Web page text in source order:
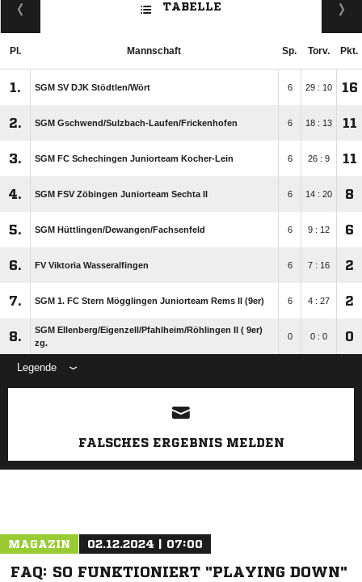
TABELLE
Pl. Mannschaft Sp. Torv. Pkt.
1. SGM SV DJK Stödtlen/​Wört 6 29 : 10 16
2. SGM Gschwend/​Sulzbach-Laufen/​Frickenhofen 6 18 : 13 11
3. SGM FC Schechingen Juniorteam Kocher-Lein 6 26 : 9 11
4. SGM FSV Zöbingen Juniorteam Sechta II 6 14 : 20 8
5. SGM Hüttlingen/​Dewangen/​Fachsenfeld 6 9 : 12 6
6. FV Viktoria Wasseralfingen 6 7 : 16 2
7. SGM 1. FC Stern Mögglingen Juniorteam Rems II (9er) 6 4 : 27 2
8.
SGM Ellenberg/​Eigenzell/​Pfahlheim/​Röhlingen II ( 9er)
zg.
0 0 : 0 0
Legende
ANZEIGE
FALSCHES ERGEBNIS MELDEN
MAGAZIN 02.12.2024 | 07:00
FAQ: SO FUNKTIONIERT "PLAYING DOWN"